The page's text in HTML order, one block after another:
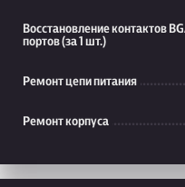
Восстановление контактов
портов (за 1 шт.)
Ремонт цепи питания
Ремонт корпуса